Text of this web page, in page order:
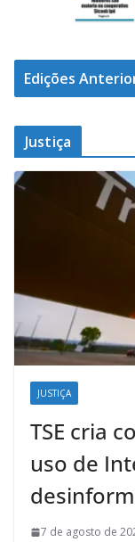
Edições
Justiça
JUSTIÇA
TSE cria
uso de
7 de agosto de